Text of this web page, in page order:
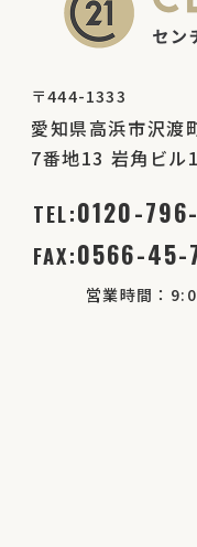
〒444-1333
愛知県高浜市沢渡
7番地13 岩角ビル
TEL:0120-
FAX:0566-45-
営業時間：